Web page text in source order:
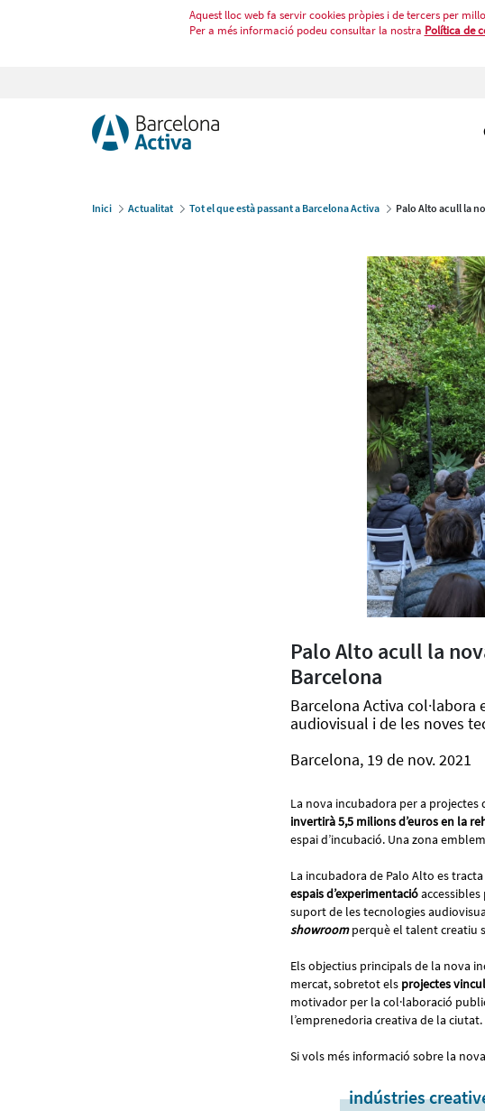
Aquest lloc web fa servir cookies pròpies i de tercers per
Per a més informació podeu consultar la nostra Política de
Inici Actualitat Tot el que està passant a Barcelona Activa
Palo Alto acull la
Barcelona
Barcelona Activa
audiovisual i de les noves
Barcelona, 19 de nov. 2021
La nova incubadora per a projectes
invertirà 5,5 milions d’euros en la
espai d’incubació. Una zona
La incubadora de Palo Alto es tracta
espais d’experimentació
suport de les tecnologies
showroom perquè el talent creatiu
Els objectius principals de la nova
mercat, sobretot els projectes
motivador per la col·laboració
l’emprenedoria creativa de la ciutat.
Si vols més informació sobre la
indústries